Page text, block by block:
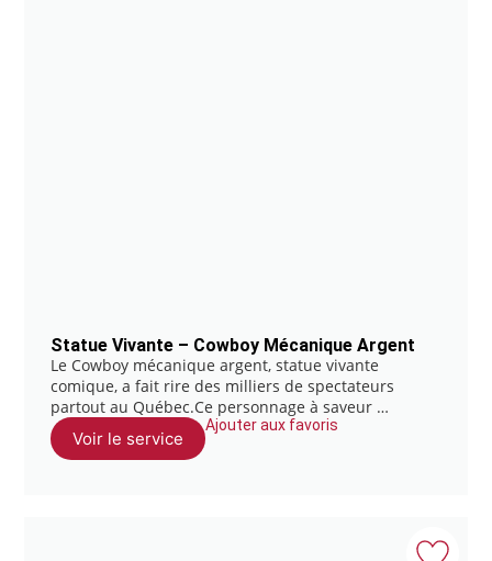
Statue Vivante – Cowboy Mécanique Argent
Le Cowboy mécanique argent, statue vivante
comique, a fait rire des milliers de spectateurs
partout au Québec.Ce personnage à saveur …
Voir le service
Ajouter aux favoris